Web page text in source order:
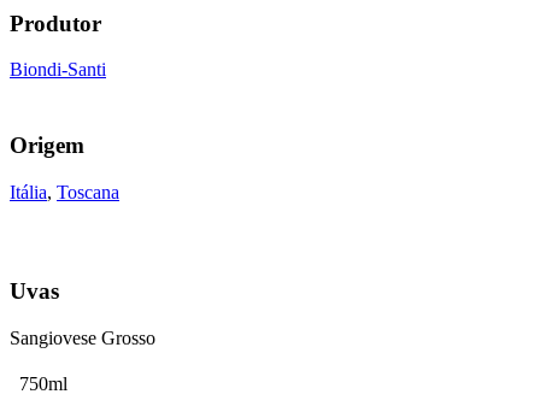
Produtor
Biondi-Santi
Origem
Itália, Toscana
Uvas
Sangiovese Grosso
750ml